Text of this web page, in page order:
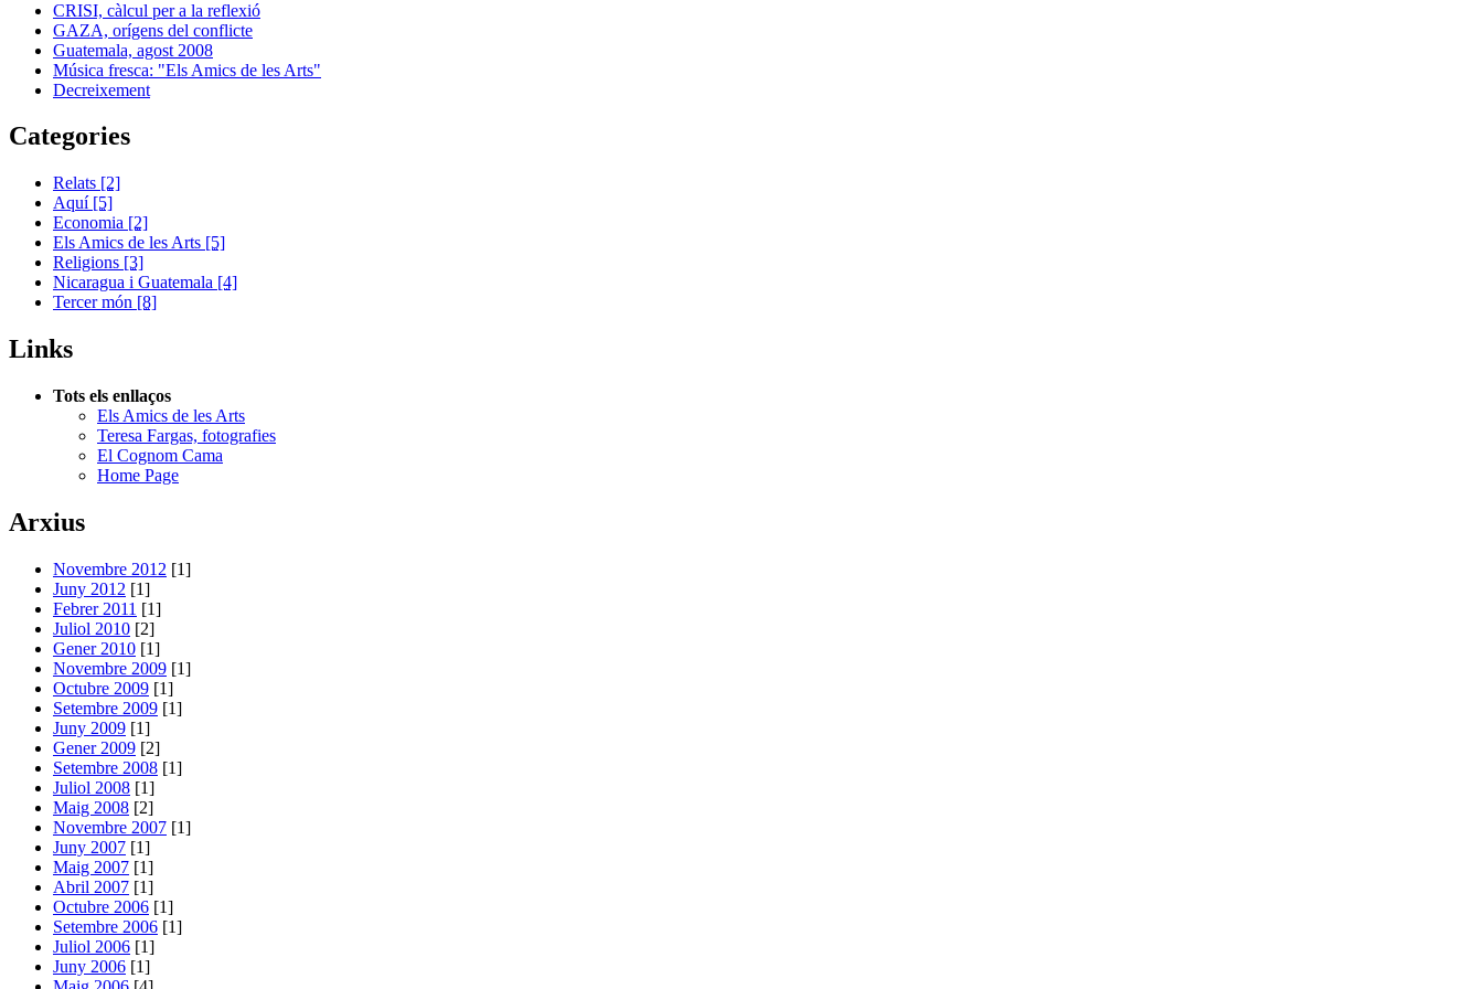
CRISI, càlcul per a la reflexió
GAZA, orígens del conflicte
Guatemala, agost 2008
Música fresca: "Els Amics de les Arts"
Decreixement
Categories
Relats [2]
Aquí [5]
Economia [2]
Els Amics de les Arts [5]
Religions [3]
Nicaragua i Guatemala [4]
Tercer món [8]
Links
Tots els enllaços
Els Amics de les Arts
Teresa Fargas, fotografies
El Cognom Cama
Home Page
Arxius
Novembre 2012 [1]
Juny 2012 [1]
Febrer 2011 [1]
Juliol 2010 [2]
Gener 2010 [1]
Novembre 2009 [1]
Octubre 2009 [1]
Setembre 2009 [1]
Juny 2009 [1]
Gener 2009 [2]
Setembre 2008 [1]
Juliol 2008 [1]
Maig 2008 [2]
Novembre 2007 [1]
Juny 2007 [1]
Maig 2007 [1]
Abril 2007 [1]
Octubre 2006 [1]
Setembre 2006 [1]
Juliol 2006 [1]
Juny 2006 [1]